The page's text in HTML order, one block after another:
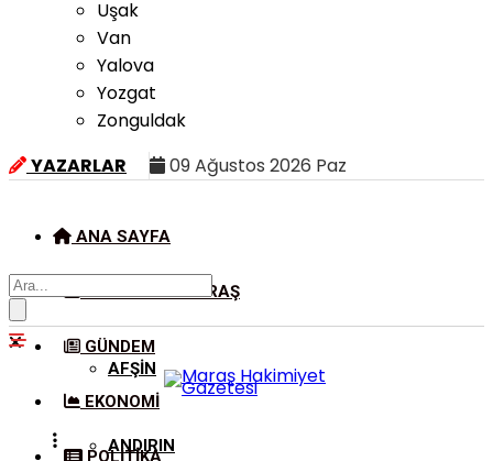
Uşak
Van
Yalova
Yozgat
Zonguldak
YAZARLAR
09 Ağustos 2026 Paz
ANA SAYFA
KAHRAMANMARAŞ
AFŞIN
ANDIRIN
GÜNDEM
EKONOMI
POLITIKA